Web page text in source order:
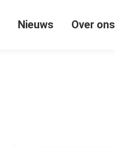
Nieuws Over ons